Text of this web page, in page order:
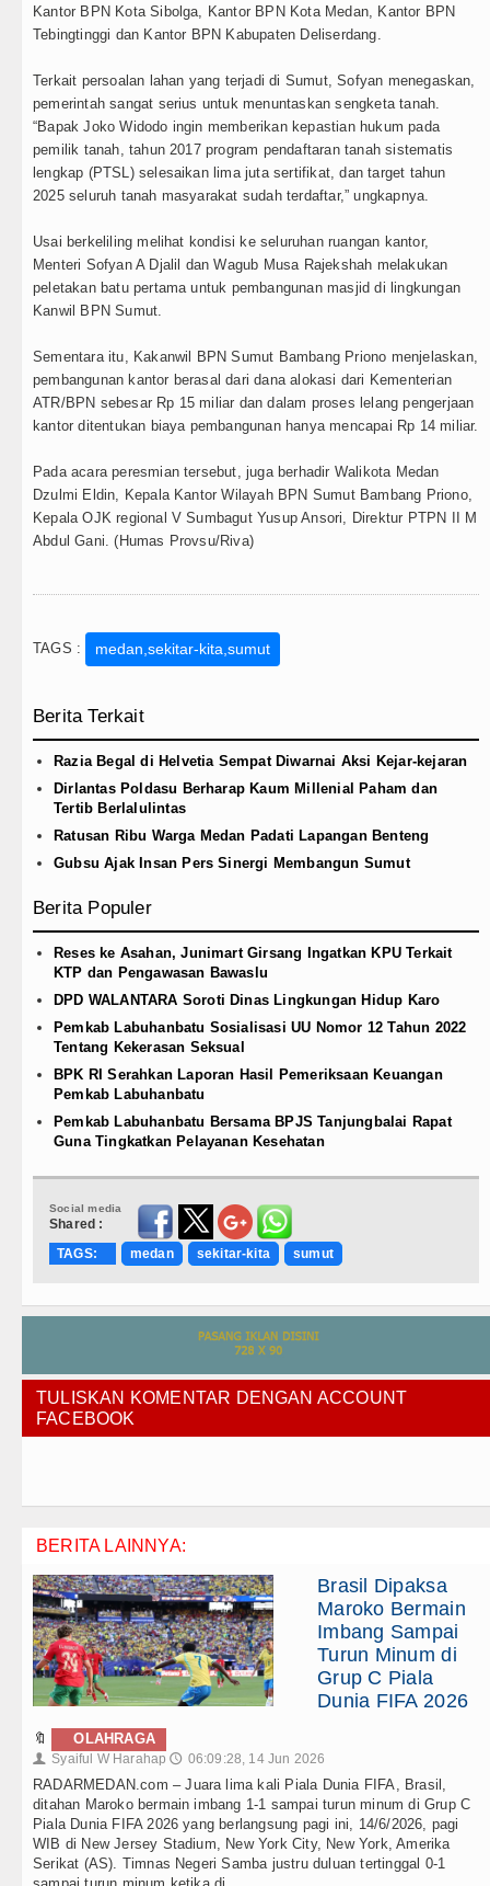
Raducanu Absen di Grand Slam Tenis US Open
Kantor BPN Kota Sibolga, Kantor BPN Kota Medan, Kantor BPN
Tebingtinggi dan Kantor BPN Kabupaten Deliserdang.
Terkait persoalan lahan yang terjadi di Sumut, Sofyan menegaskan,
pemerintah sangat serius untuk menuntaskan sengketa tanah.
“Bapak Joko Widodo ingin memberikan kepastian hukum pada
pemilik tanah, tahun 2017 program pendaftaran tanah sistematis
lengkap (PTSL) selesaikan lima juta sertifikat, dan target tahun
2025 seluruh tanah masyarakat sudah terdaftar,” ungkapnya.
Usai berkeliling melihat kondisi ke seluruhan ruangan kantor,
Menteri Sofyan A Djalil dan Wagub Musa Rajekshah melakukan
peletakan batu pertama untuk pembangunan masjid di lingkungan
Kanwil BPN Sumut.
Sementara itu, Kakanwil BPN Sumut Bambang Priono menjelaskan,
pembangunan kantor berasal dari dana alokasi dari Kementerian
ATR/BPN sebesar Rp 15 miliar dan dalam proses lelang pengerjaan
kantor ditentukan biaya pembangunan hanya mencapai Rp 14 miliar.
Pada acara peresmian tersebut, juga berhadir Walikota Medan
Dzulmi Eldin, Kepala Kantor Wilayah BPN Sumut Bambang Priono,
Kepala OJK regional V Sumbagut Yusup Ansori, Direktur PTPN II M
Abdul Gani. (Humas Provsu/Riva)
TAGS : medan,sekitar-kita,sumut
Berita Terkait
Razia Begal di Helvetia Sempat Diwarnai Aksi Kejar-kejaran
Dirlantas Poldasu Berharap Kaum Millenial Paham dan
Tertib Berlalulintas
Ratusan Ribu Warga Medan Padati Lapangan Benteng
Gubsu Ajak Insan Pers Sinergi Membangun Sumut
Berita Populer
Reses ke Asahan, Junimart Girsang Ingatkan KPU Terkait
KTP dan Pengawasan Bawaslu
DPD WALANTARA Soroti Dinas Lingkungan Hidup Karo
Pemkab Labuhanbatu Sosialisasi UU Nomor 12 Tahun 2022
Tentang Kekerasan Seksual
BPK RI Serahkan Laporan Hasil Pemeriksaan Keuangan
Pemkab Labuhanbatu
Pemkab Labuhanbatu Bersama BPJS Tanjungbalai Rapat
Guna Tingkatkan Pelayanan Kesehatan
Social media
Shared :
TAGS:
medan sekitar-kita sumut
TULISKAN KOMENTAR DENGAN ACCOUNT
FACEBOOK
BERITA LAINNYA:
Brasil Dipaksa
Maroko Bermain
Imbang Sampai
Turun Minum di
Grup C Piala
Dunia FIFA 2026
🔖 OLAHRAGA
👤 Syaiful W Harahap 🕔 06:09:28, 14 Jun 2026
RADARMEDAN.com – Juara lima kali Piala Dunia FIFA, Brasil,
ditahan Maroko bermain imbang 1-1 sampai turun minum di Grup C
Piala Dunia FIFA 2026 yang berlangsung pagi ini, 14/6/2026, pagi
WIB di New Jersey Stadium, New York City, New York, Amerika
Serikat (AS). Timnas Negeri Samba justru duluan tertinggal 0-1